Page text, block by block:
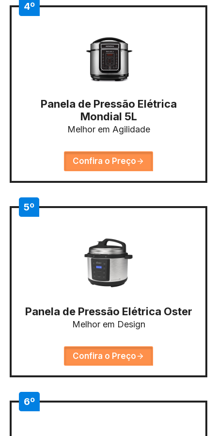
4º
Panela de Pressão Elétrica
Mondial 5L
Melhor em Agilidade
Confira o Preço
5º
Panela de Pressão Elétrica Oster
Melhor em Design
Confira o Preço
6º